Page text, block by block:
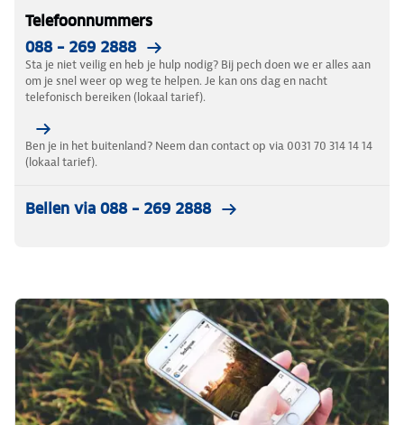
Telefoonnummers
088 – 269 2888
Sta je niet veilig en heb je hulp nodig? Bij pech doen we er alles aan
om je snel weer op weg te helpen. Je kan ons dag en nacht
telefonisch bereiken (lokaal tarief).
Ben je in het buitenland? Neem dan contact op via 0031 70 314 14 14
(lokaal tarief).
Bellen via 088 – 269 2888